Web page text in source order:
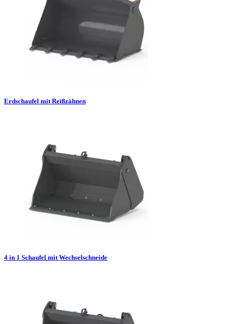
Erdschaufel mit Reißzähnen
4 in 1 Schaufel mit Wechselschneide